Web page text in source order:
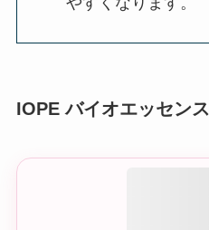
IOPE バイオエッセンス